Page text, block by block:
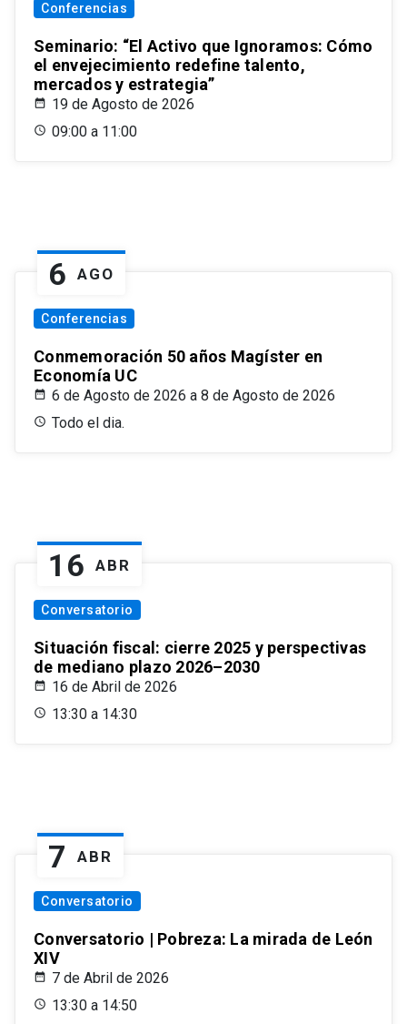
Conferencias
Seminario: “El Activo que Ignoramos: Cómo
el envejecimiento redefine talento,
mercados y estrategia”
19 de Agosto de 2026
09:00 a 11:00
6 AGO
Conferencias
Conmemoración 50 años Magíster en
Economía UC
6 de Agosto de 2026 a 8 de Agosto de 2026
Todo el dia.
16 ABR
Conversatorio
Situación fiscal: cierre 2025 y perspectivas
de mediano plazo 2026–2030
16 de Abril de 2026
13:30 a 14:30
7 ABR
Conversatorio
Conversatorio | Pobreza: La mirada de León
XIV
7 de Abril de 2026
13:30 a 14:50